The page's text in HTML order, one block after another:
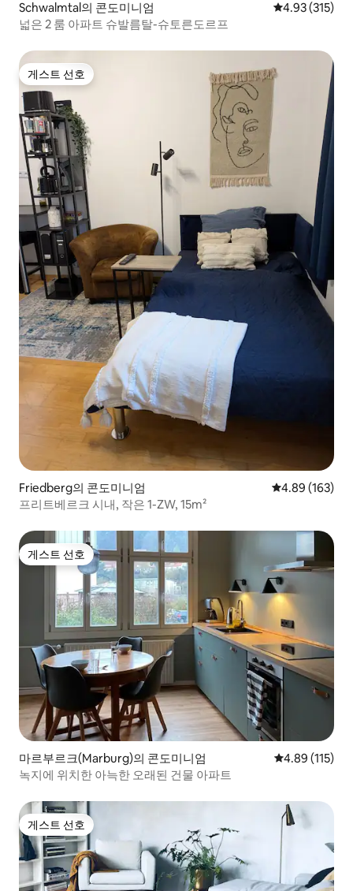
Schwalmtal의 콘도미니엄 평점 4.93점(5
4.93 (315)
넓은 2 룸 아파트 슈발름탈-슈토른도르프
게스트 선호
게스트 선호
Friedberg의 콘도미니엄 평점 4.89점(5
4.89 (163)
프리트베르크 시내, 작은 1-ZW, 15m²
게스트 선호
게스트 선호
마르부르크(Marburg)의 콘도미니엄 평점 4.89점(5
4.89 (115)
녹지에 위치한 아늑한 오래된 건물 아파트
게스트 선호
게스트 선호